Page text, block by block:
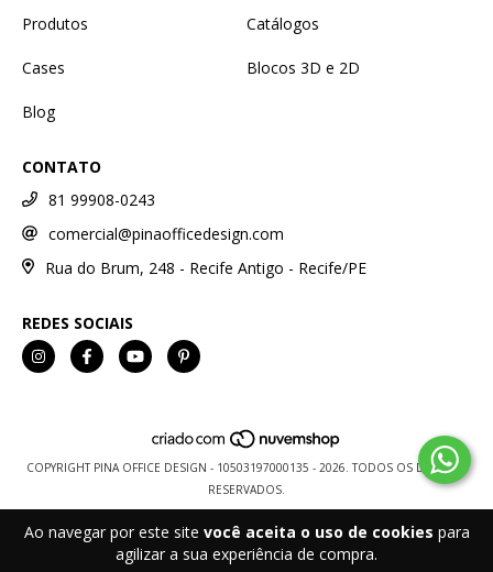
Ao navegar por este site você aceita o uso de cookies para
agilizar a sua experiência de compra.
Produtos Catálogos
Cases Blocos 3D e 2D
Blog
CONTATO
81 99908-0243
comercial@pinaofficedesign.com
Rua do Brum, 248 - Recife Antigo - Recife/PE
REDES SOCIAIS
COPYRIGHT PINA OFFICE DESIGN - 10503197000135 - 2026. TODOS OS DIREITOS
RESERVADOS.